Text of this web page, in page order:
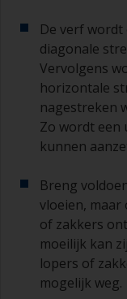
De verf
diagonale
Vervolgens
horizontale
nagestreken
Zo wordt een
kunnen
Breng
vloeien, maar
of zakkers
moeilijk kan
lopers of
mogelijk weg.